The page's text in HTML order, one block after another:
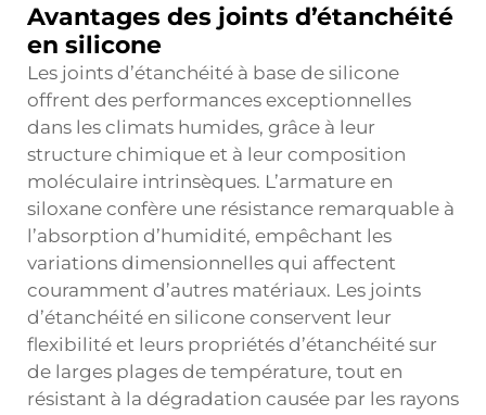
Avantages des joints d’étanchéité
en silicone
Les joints d’étanchéité à base de silicone
offrent des performances exceptionnelles
dans les climats humides, grâce à leur
structure chimique et à leur composition
moléculaire intrinsèques. L’armature en
siloxane confère une résistance remarquable à
l’absorption d’humidité, empêchant les
variations dimensionnelles qui affectent
couramment d’autres matériaux. Les joints
d’étanchéité en silicone conservent leur
flexibilité et leurs propriétés d’étanchéité sur
de larges plages de température, tout en
résistant à la dégradation causée par les rayons